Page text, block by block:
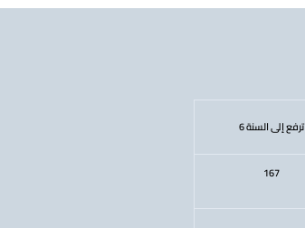
ترفع إلى السنة 6
167